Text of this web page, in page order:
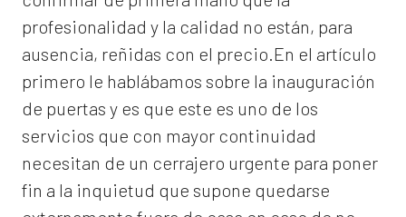
profesionalidad y la calidad no están, para
ausencia, reñidas con el precio.En el artículo
primero le hablábamos sobre la inauguración
de puertas y es que este es uno de los
servicios que con mayor continuidad
necesitan de un cerrajero urgente para poner
fin a la inquietud que supone quedarse